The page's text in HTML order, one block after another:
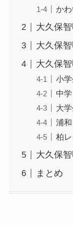
か
大久保
大久保
大久保
小
中
大
浦
柏
大久保
まとめ